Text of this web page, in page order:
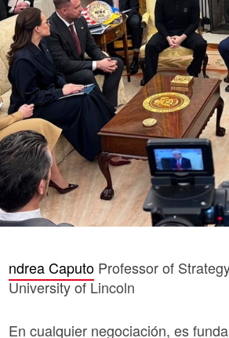
ndrea Caputo Professor of
University of Lincoln
En cualquier negociación, es